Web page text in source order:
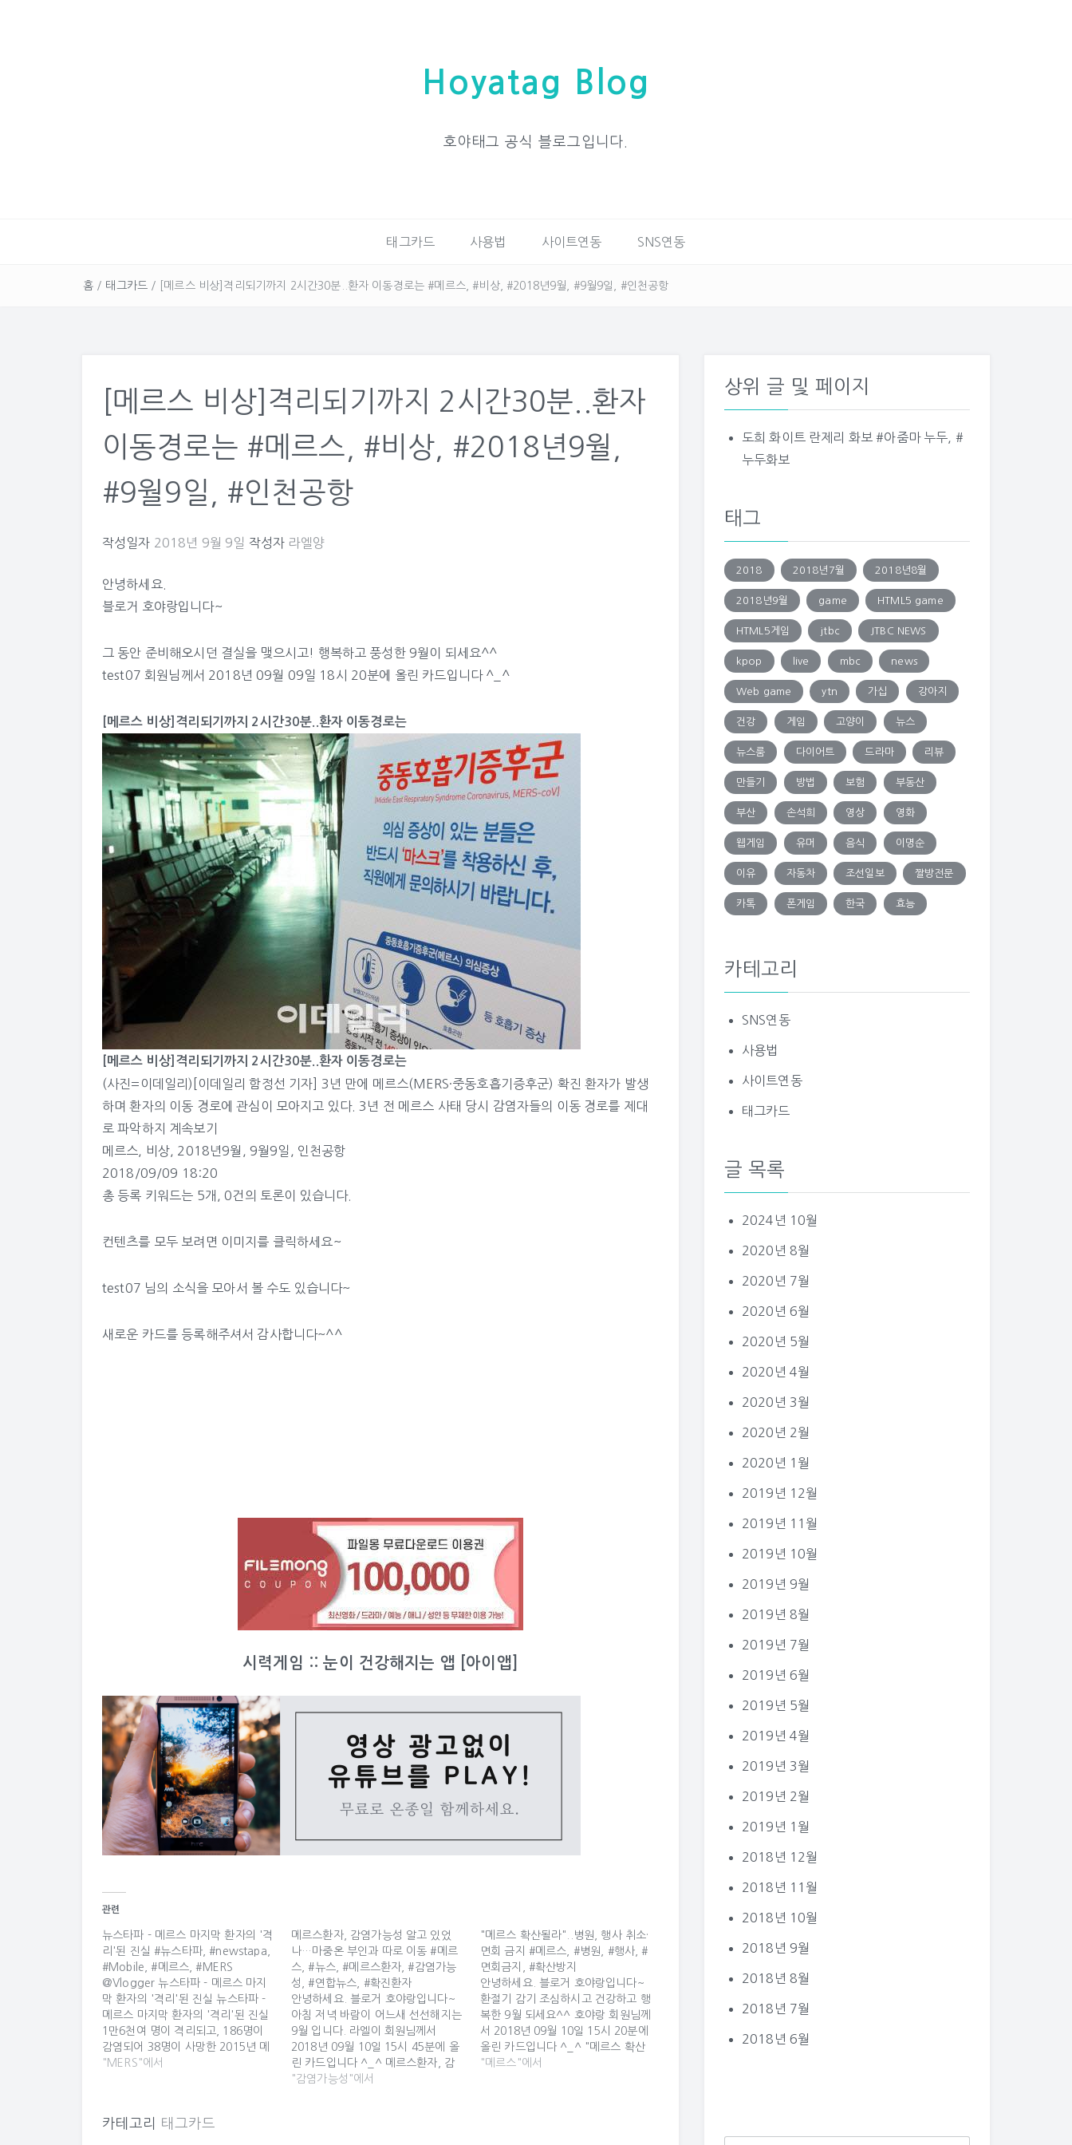
Hoyatag Blog
호야태그 공식 블로그입니다.
태그카드 사용법 사이트연동 SNS연동
홈 / 태그카드 / [메르스 비상]격리되기까지 2시간30분..환자 이동경로는 #메르스, #비상, #2018년9월, #9월9일, #인천공항
[메르스 비상]격리되기까지 2시간30분..환자
이동경로는 #메르스, #비상, #2018년9월,
#9월9일, #인천공항
작성일자 2018년 9월 9일 작성자 라엘양
안녕하세요.
블로거 호야랑입니다~
그 동안 준비해오시던 결실을 맺으시고! 행복하고 풍성한 9월이 되세요^^
test07 회원님께서 2018년 09월 09일 18시 20분에 올린 카드입니다 ^_^
[메르스 비상]격리되기까지 2시간30분..환자 이동경로는
[메르스 비상]격리되기까지 2시간30분..환자 이동경로는
(사진=이데일리)[이데일리 함정선 기자] 3년 만에 메르스(MERS·중동호흡기증후군) 확진 환자가 발생
하며 환자의 이동 경로에 관심이 모아지고 있다. 3년 전 메르스 사태 당시 감염자들의 이동 경로를 제대
로 파악하지 계속보기
메르스
비상 2018년9월 9월9일
인천공항
2018/09/09 18:20
총 등록 키워드는 5개, 0건의 토론이 있습니다.
컨텐츠를 모두 보려면 이미지를 클릭하세요~
test07 님의 소식을 모아서 볼 수도 있습니다~
새로운 카드를 등록해주셔서 감사합니다~^^
시력게임 :: 눈이 건강해지는 앱 [아이앱]
관련
뉴스타파 - 메르스 마지막 환자의 '격
리'된 진실 #뉴스타파, #newstapa,
#Mobile, #메르스, #MERS
@Vlogger 뉴스타파 - 메르스 마지
막 환자의 '격리'된 진실 뉴스타파 -
메르스 마지막 환자의 '격리'된 진실
1만6천여 명이 격리되고, 186명이
감염되어 38명이 사망한 2015년 메
르스 사태는 11월 25일 80번 환자가
대한민국 정부와 의료계의 무책임함
"MERS"에서
메르스환자, 감염가능성 알고 있었
나…마중온 부인과 따로 이동 #메르
스, #뉴스, #메르스환자, #감염가능
성, #연합뉴스, #확진환자
안녕하세요. 블로거 호야랑입니다~
아침 저녁 바람이 어느새 선선해지는
9월 입니다. 라엘이 회원님께서
2018년 09월 10일 15시 45분에 올
린 카드입니다 ^_^ 메르스환자, 감
염가능성 알고 있었나…마중온 부인
"감염가능성"에서
"메르스 확산될라"..병원, 행사 취소·
면회 금지 #메르스, #병원, #행사, #
면회금지, #확산방지
안녕하세요. 블로거 호야랑입니다~
환절기 감기 조심하시고 건강하고 행
복한 9월 되세요^^ 호야랑 회원님께
서 2018년 09월 10일 15시 20분에
올린 카드입니다 ^_^ "메르스 확산
될라"..병원, 행사 취소·면회 금지 "메
"메르스"에서
카테고리 태그카드
상위 글 및 페이지
도희 화이트 란제리 화보 #아줌마 누두, #
누두화보
태그
2018 2018년7월 2018년8월
2018년9월 game HTML5 game
HTML5게임 jtbc JTBC NEWS
kpop live mbc news
Web game ytn 가십 강아지
건강 게임 고양이 뉴스
뉴스룸 다이어트 드라마 리뷰
만들기 방법 보험 부동산
부산 손석희 영상 영화
웹게임 유머 음식 이명순
이유 자동차 조선일보 짤방전문
카톡 폰게임 한국 효능
카테고리
SNS연동
사용법
사이트연동
태그카드
글 목록
2024년 10월
2020년 8월
2020년 7월
2020년 6월
2020년 5월
2020년 4월
2020년 3월
2020년 2월
2020년 1월
2019년 12월
2019년 11월
2019년 10월
2019년 9월
2019년 8월
2019년 7월
2019년 6월
2019년 5월
2019년 4월
2019년 3월
2019년 2월
2019년 1월
2018년 12월
2018년 11월
2018년 10월
2018년 9월
2018년 8월
2018년 7월
2018년 6월